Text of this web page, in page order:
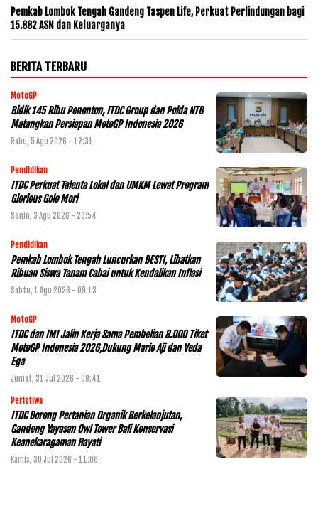
Pemkab Lombok Tengah Gandeng Taspen Life, Perkuat Perlindungan bagi
15.882 ASN dan Keluarganya
BERITA TERBARU
MotoGP
Bidik 145 Ribu Penonton, ITDC Group dan Polda NTB
Matangkan Persiapan MotoGP Indonesia 2026
Rabu, 5 Agu 2026 - 12:31
Pendidikan
ITDC Perkuat Talenta Lokal dan UMKM Lewat Program
Glorious Golo Mori
Senin, 3 Agu 2026 - 23:54
Pendidikan
Pemkab Lombok Tengah Luncurkan BESTI, Libatkan
Ribuan Siswa Tanam Cabai untuk Kendalikan Inflasi
Sabtu, 1 Agu 2026 - 09:13
MotoGP
ITDC dan IMI Jalin Kerja Sama Pembelian 8.000 Tiket
MotoGP Indonesia 2026,Dukung Mario Aji dan Veda
Ega
Jumat, 31 Jul 2026 - 09:41
Peristiwa
ITDC Dorong Pertanian Organik Berkelanjutan,
Gandeng Yayasan Owl Tower Bali Konservasi
Keanekaragaman Hayati
Kamis, 30 Jul 2026 - 11:06